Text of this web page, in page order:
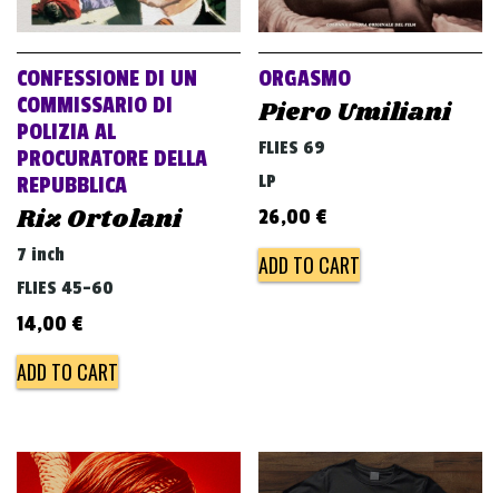
o
n
CONFESSIONE DI UN
COMMISSARIO DI
POLIZIA AL
PROCURATORE DELLA
REPUBBLICA
Riz Ortolani
7 inch
FLIES 45-60
14,00 €
ADD TO CART
ORGASMO
Piero Umiliani
FLIES 69
LP
26,00 €
ADD TO CART